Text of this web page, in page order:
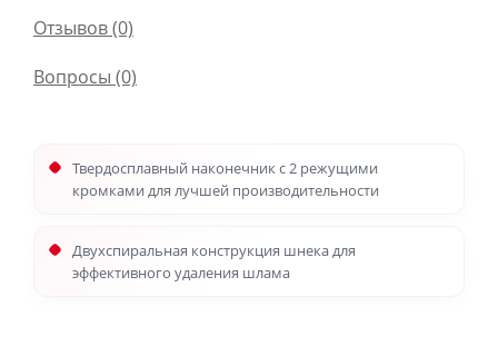
Отзывов (0)
Вопросы (0)
Твердосплавный наконечник с 2 режущими
кромками для лучшей производительности
Двухспиральная конструкция шнека для
эффективного удаления шлама